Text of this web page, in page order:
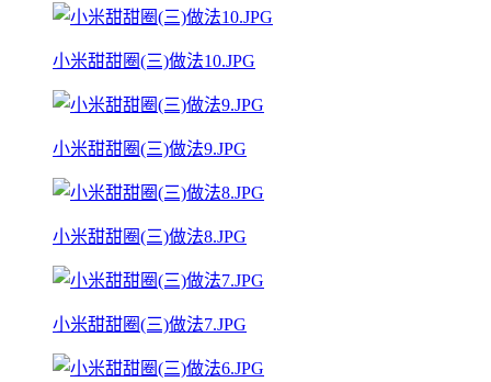
小米甜甜圈(三)做法10.JPG
小米甜甜圈(三)做法9.JPG
小米甜甜圈(三)做法8.JPG
小米甜甜圈(三)做法7.JPG